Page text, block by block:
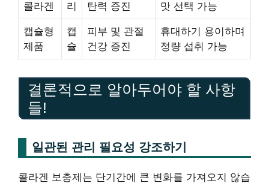
콜라겐
리
탄력 증진
맛 선택 가능
캡슐형
제품
캡
슐
피부 및 관절
건강 증진
휴대하기 용이하며
정량 섭취 가능
결론적으로 알아두어야 할 사항
들!
일관된 관리 필요성 강조하기
콜라겐 보충제는 단기간에 큰 변화를 가져오지 않습